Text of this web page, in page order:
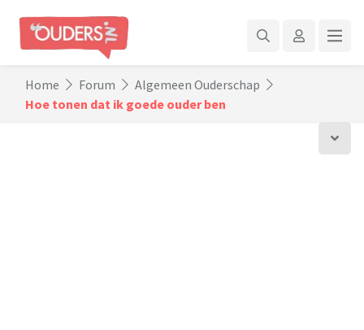
Home Forum
Algemeen Ouderschap
Hoe tonen dat ik goede ouder ben